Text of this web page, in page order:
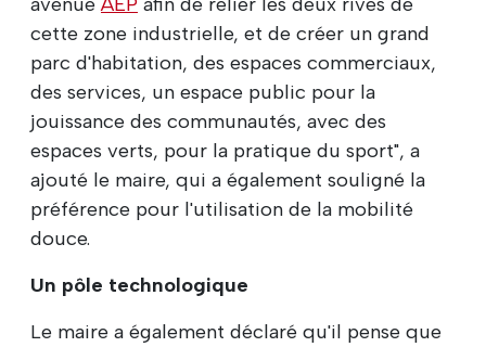
cette zone industrielle, et de créer un grand
parc d'habitation, des espaces commerciaux,
des services, un espace public pour la
jouissance des communautés, avec des
espaces verts, pour la pratique du sport", a
ajouté le maire, qui a également souligné la
préférence pour l'utilisation de la mobilité
douce.
Un pôle technologique
Le maire a également déclaré qu'il pense que